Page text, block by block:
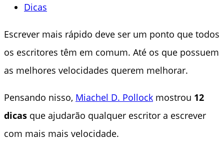
Dicas
Escrever mais rápido deve ser um ponto que todos
os escritores têm em comum. Até os que possuem
as melhores velocidades querem melhorar.
Pensando nisso, Miachel D. Pollock mostrou 12
dicas que ajudarão qualquer escritor a escrever
com mais mais velocidade.